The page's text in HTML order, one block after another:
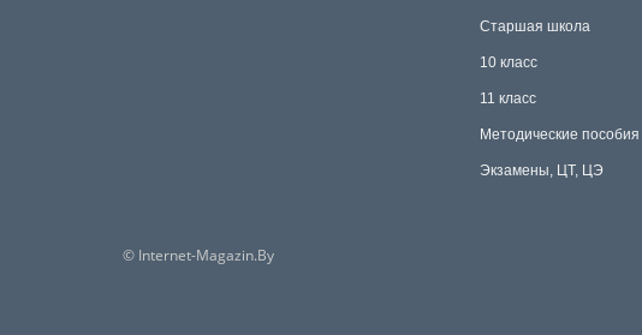
Старшая школа
10 класс
11 класс
Методические пособия
Экзамены, ЦТ, ЦЭ
© Internet-Magazin.By